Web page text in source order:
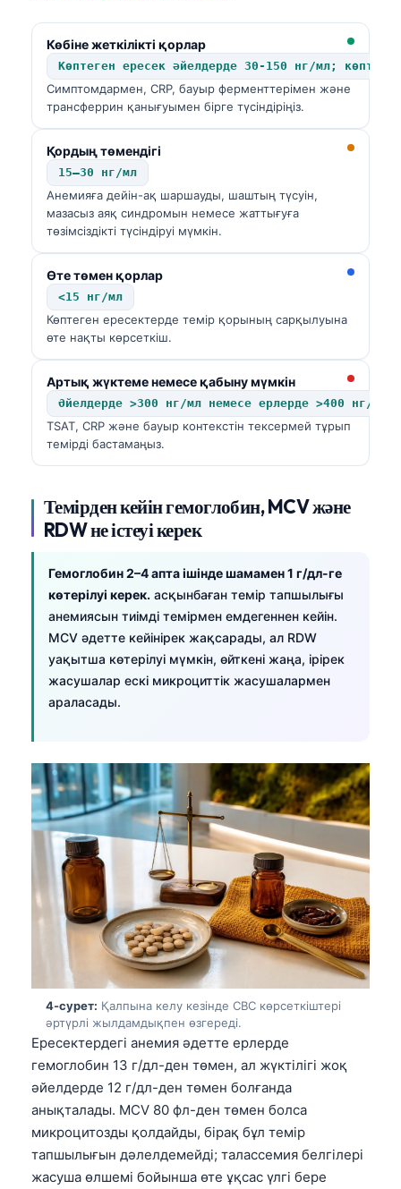
Көбіне жеткілікті қорлар
Көптеген ересек әйелдерде 30-150 нг/мл;
Симптомдармен, CRP, бауыр ферменттерімен және
трансферрин қанығуымен бірге түсіндіріңіз.
Қордың төмендігі
15–30 нг/мл
Анемияға дейін-ақ шаршауды, шаштың түсуін,
мазасыз аяқ синдромын немесе жаттығуға
төзімсіздікті түсіндіруі мүмкін.
Өте төмен қорлар
<15 нг/мл
Көптеген ересектерде темір қорының сарқылуына
өте нақты көрсеткіш.
Артық жүктеме немесе қабыну мүмкін
Әйелдерде >300 нг/мл немесе ерлерде >400 нг/мл
TSAT, CRP және бауыр контекстін тексермей тұрып
темірді бастамаңыз.
Темірден кейін гемоглобин, MCV және
RDW не істеуі керек
Гемоглобин 2–4 апта ішінде шамамен 1 г/дл-ге
көтерілуі керек. асқынбаған темір тапшылығы
анемиясын тиімді темірмен емдегеннен кейін.
MCV әдетте кейінірек жақсарады, ал RDW
уақытша көтерілуі мүмкін, өйткені жаңа, ірірек
жасушалар ескі микроциттік жасушалармен
араласады.
4-сурет: Қалпына келу кезінде CBC көрсеткіштері
әртүрлі жылдамдықпен өзгереді.
Ересектердегі анемия әдетте ерлерде
гемоглобин 13 г/дл-ден төмен, ал жүктілігі жоқ
әйелдерде 12 г/дл-ден төмен болғанда
анықталады. MCV 80 фл-ден төмен болса
микроцитозды қолдайды, бірақ бұл темір
тапшылығын дәлелдемейді; талассемия белгілері
жасуша өлшемі бойынша өте ұқсас үлгі бере